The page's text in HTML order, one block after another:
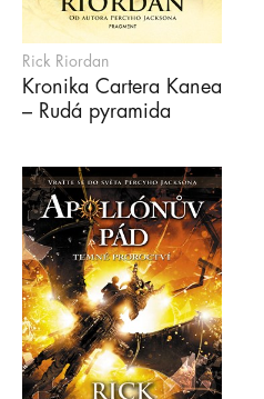
Rick Riordan
Kronika Cartera Kanea
– Rudá pyramida